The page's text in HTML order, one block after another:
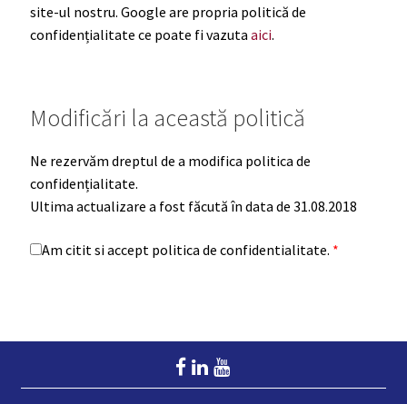
site-ul nostru. Google are propria politică de
confidențialitate ce poate fi vazuta aici.
Modificări la această politică
Ne rezervăm dreptul de a modifica politica de
confidențialitate.
Ultima actualizare a fost făcută în data de 31.08.2018
Am citit si accept politica de confidentialitate. *